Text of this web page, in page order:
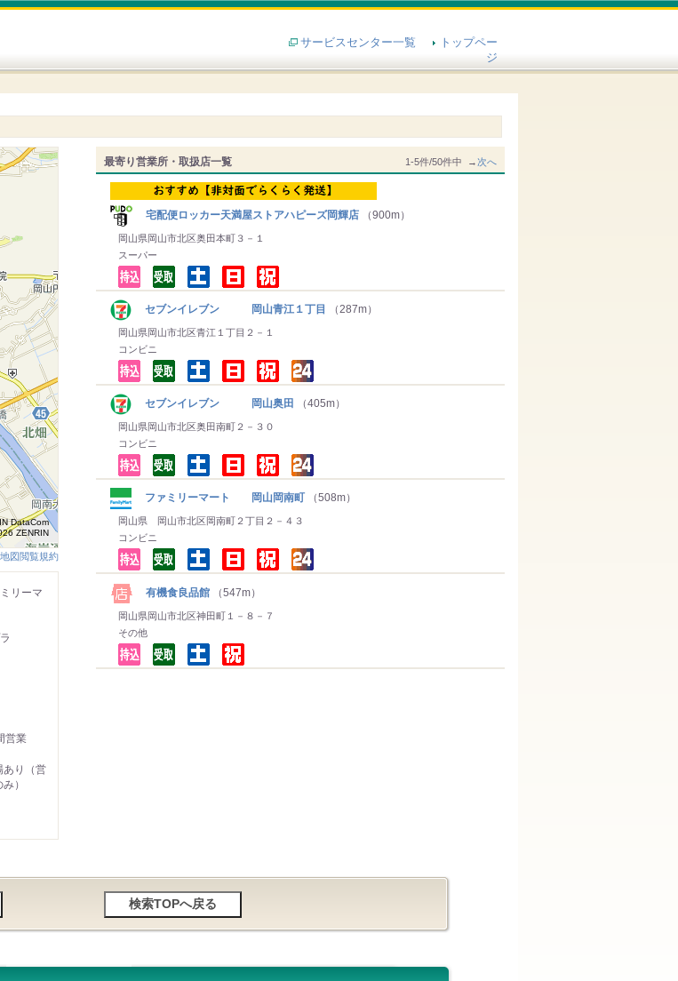
サービスセンター一覧
トップペー
ジ
最寄り営業所・取扱店一覧 1-5件/50件中 →次へ
宅配便ロッカー天満屋ストアハピーズ岡輝店 （900m）
岡山県岡山市北区奥田本町３－１
スーパー
セブンイレブン 岡山青江１丁目 （287m）
岡山県岡山市北区青江１丁目２－１
コンビニ
セブンイレブン 岡山奥田 （405m）
岡山県岡山市北区奥田南町２－３０
コンビニ
ファミリーマート 岡山岡南町 （508m）
岡山県 岡山市北区岡南町２丁目２－４３
コンビニ
有機食良品館 （547m）
岡山県岡山市北区神田町１－８－７
その他
DataCom
ZENRIN
地図閲覧規約
リーマ
営業
あり（営
）